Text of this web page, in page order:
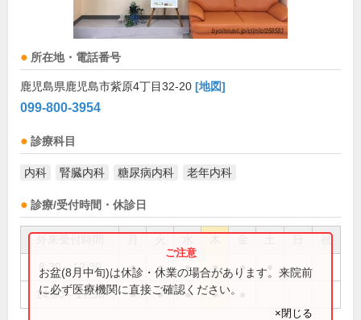
所在地・電話番号
鹿児島県鹿児島市紫原4丁目32-20 [地図]
099-800-3954
診療科目
内科 腎臓内科 糖尿病内科 老年内科
診療/受付時間・休診日
祝
8:30～12:30 ● ● ● ● ●
14:00～17:30 ● ● ● ●
お盆(8月中旬)は休診・休業の場合があります。来院前
に必ず医療機関に直接ご確認ください。
×閉じる